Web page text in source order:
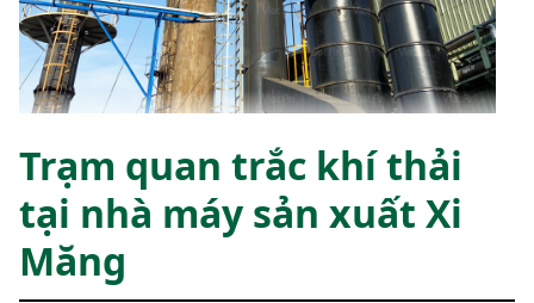
Trạm quan trắc khí thải
tại nhà máy sản xuất Xi
Măng